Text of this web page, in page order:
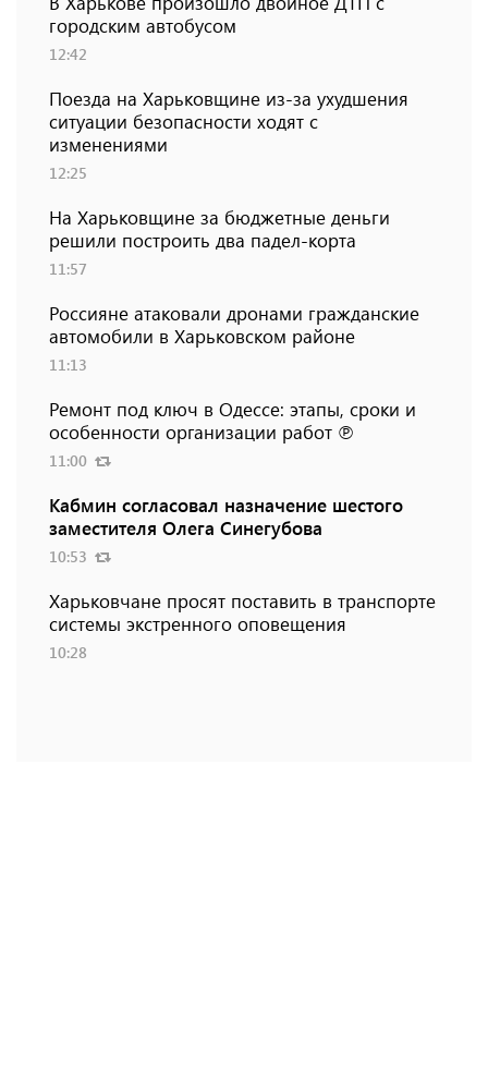
городским автобусом
12:42
Поезда на Харьковщине из-за ухудшения
ситуации безопасности ходят с
изменениями
12:25
На Харьковщине за бюджетные деньги
решили построить два падел-корта
11:57
Россияне атаковали дронами гражданские
автомобили в Харьковском районе
11:13
Ремонт под ключ в Одессе: этапы, сроки и
особенности организации работ ℗
11:00
Кабмин согласовал назначение шестого
заместителя Олега Синегубова
10:53
Харьковчане просят поставить в транспорте
системы экстренного оповещения
10:28